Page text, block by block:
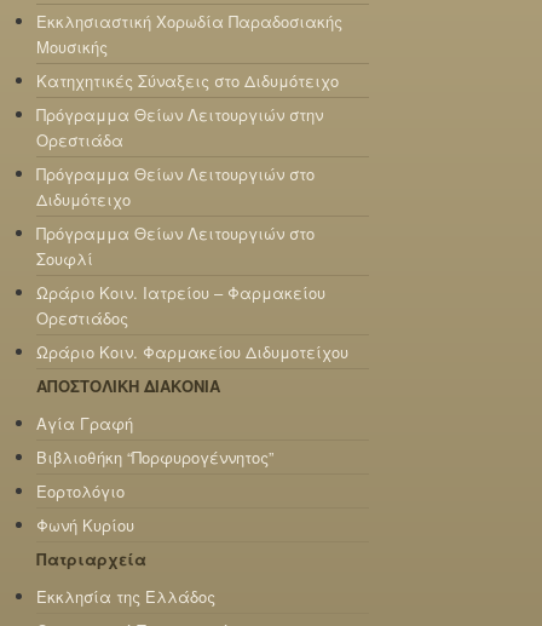
Εκκλησιαστική Χορωδία Παραδοσιακής
Μουσικής
Κατηχητικές Σύναξεις στο Διδυμότειχο
Πρόγραμμα Θείων Λειτουργιών στην
Ορεστιάδα
Πρόγραμμα Θείων Λειτουργιών στο
Διδυμότειχο
Πρόγραμμα Θείων Λειτουργιών στο
Σουφλί
Ωράριο Κοιν. Ιατρείου – Φαρμακείου
Ορεστιάδος
Ωράριο Κοιν. Φαρμακείου Διδυμοτείχου
ΑΠΟΣΤΟΛΙΚΗ ΔΙΑΚΟΝΙΑ
Αγία Γραφή
Βιβλιοθήκη “Πορφυρογέννητος”
Εορτολόγιο
Φωνή Κυρίου
Πατριαρχεία
Εκκλησία της Ελλάδος